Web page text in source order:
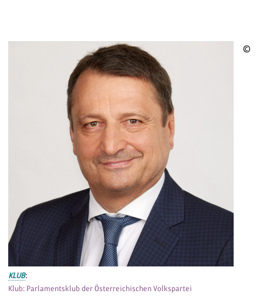
©
KLUB:
Klub: Parlamentsklub der Österreichischen Volkspartei